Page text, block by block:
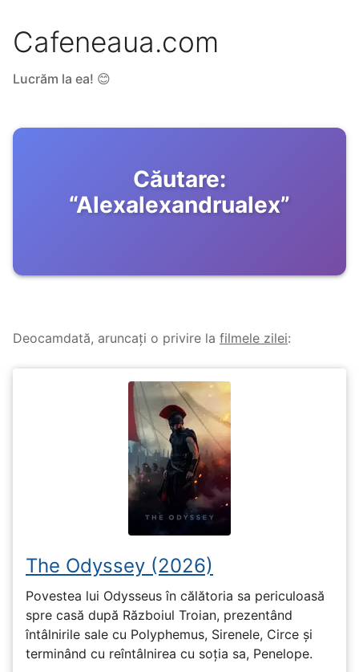
Cafeneaua.com
Lucrăm la ea! 😊
Căutare:
“Alexalexandrualex”
Deocamdată, aruncați o privire la filmele zilei:
The Odyssey (2026)
Povestea lui Odysseus în călătoria sa periculoasă
spre casă după Războiul Troian, prezentând
întâlnirile sale cu Polyphemus, Sirenele, Circe și
terminând cu reîntâlnirea cu soția sa, Penelope.